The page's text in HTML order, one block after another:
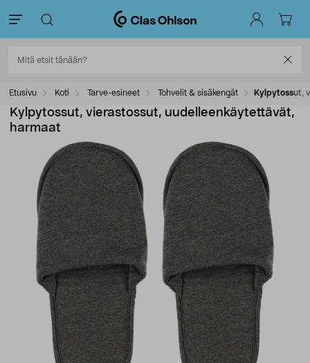
Etusivu Koti Tarve-esineet Tohvelit & sisäkengät Kylpytossut,
Kylpytossut, vierastossut, uudelleenkäytettävät,
harmaat